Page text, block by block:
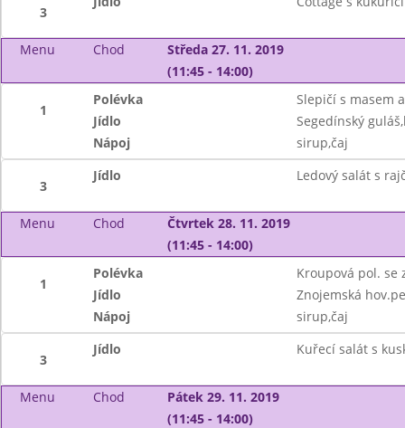
3
Menu Chod
Středa 27. 11. 2019
(11:45 - 14:00)
1
Polévka
Slepičí s masem
Jídlo
Segedínský
Nápoj
sirup,čaj
3
Jídlo Ledový salát s
Menu Chod
Čtvrtek 28. 11. 2019
(11:45 - 14:00)
1
Polévka
Kroupová pol. se
Jídlo
Znojemská
Nápoj
sirup,čaj
3
Jídlo Kuřecí salát s
Menu Chod
Pátek 29. 11. 2019
(11:45 - 14:00)